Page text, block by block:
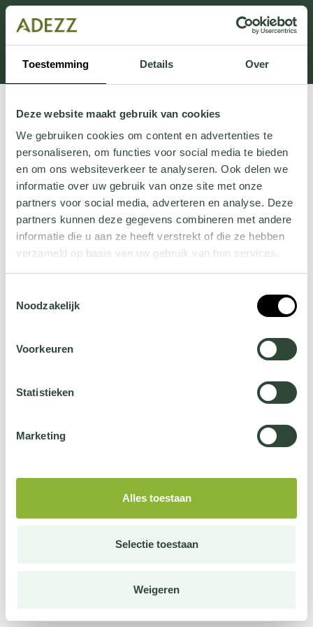
Toestemming Details Over
Deze website maakt gebruik van cookies
We gebruiken cookies om content en advertenties te
personaliseren, om functies voor social media te bieden
en om ons websiteverkeer te analyseren. Ook delen we
informatie over uw gebruik van onze site met onze
partners voor social media, adverteren en analyse. Deze
partners kunnen deze gegevens combineren met andere
informatie die u aan ze heeft verstrekt of die ze hebben
verzameld op basis van uw gebruik van hun services.
jehier.
Noodzakelijk
Voorkeuren
Statistieken
Marketing
Alles toestaan
Selectie toestaan
Weigeren
Dit onderdeel is momenteel in onderhoud.
Als je informatie mist kun je ons bellen +31 413 274
168 of mailen
Customersupport@adezz.com.